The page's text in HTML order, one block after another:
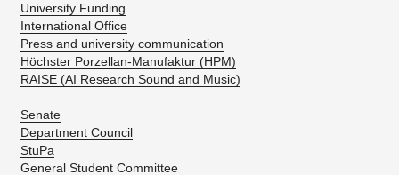
University Funding
International Office
Press and university communication
Höchster Porzellan-Manufaktur (HPM)
RAISE (AI Research Sound and Music)
Senate
Department Council
StuPa
General Student Committee